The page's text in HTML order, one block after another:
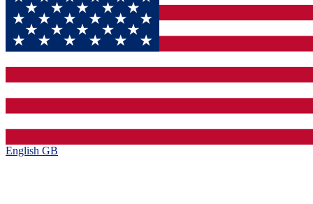
English GB‎